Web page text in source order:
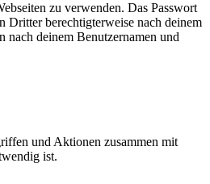
zu verwenden. Das Passwort
Dritter berechtigterweise nach deinem
nach deinem Benutzernamen und
und Aktionen zusammen mit
ist.